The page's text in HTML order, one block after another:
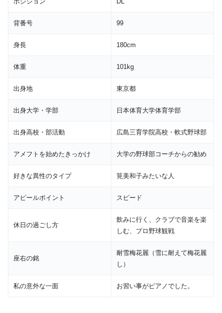
背番号 99
身長 180cm
体重 101kg
出身地 東京都
出身大学・学部 日本体育大学体育学部
出身高校・部活動 広島三育学院高校・軟式野球部
アメフトを始めたきっかけ 大学の野球部コーチからの勧め
好きな異性のタイプ 筧美和子みたいな人
アピールポイント スピード
休日の過ごし方
飲みに行く、クラブで音楽を楽
しむ、プロ野球観戦
座右の銘
耐雪梅花麗（雪に耐えて梅花麗
し）
私の意外な一面 お習い事がピアノでした。